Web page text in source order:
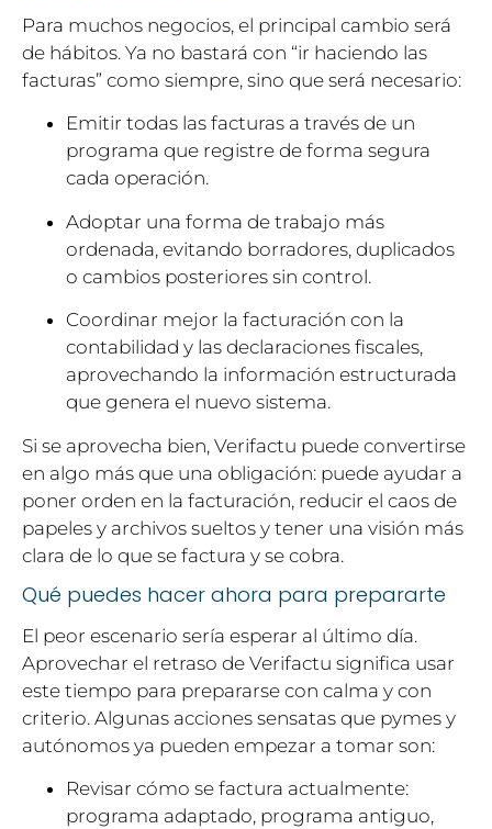
Para muchos negocios, el principal cambio será
de hábitos. Ya no bastará con “ir haciendo las
facturas” como siempre, sino que será necesario:
Emitir todas las facturas a través de un
programa que registre de forma segura
cada operación.
Adoptar una forma de trabajo más
ordenada, evitando borradores, duplicados
o cambios posteriores sin control.
Coordinar mejor la facturación con la
contabilidad y las declaraciones fiscales,
aprovechando la información estructurada
que genera el nuevo sistema.
Si se aprovecha bien, Verifactu puede convertirse
en algo más que una obligación: puede ayudar a
poner orden en la facturación, reducir el caos de
papeles y archivos sueltos y tener una visión más
clara de lo que se factura y se cobra.
Qué puedes hacer ahora para prepararte
El peor escenario sería esperar al último día.
Aprovechar el retraso de Verifactu significa usar
este tiempo para prepararse con calma y con
criterio. Algunas acciones sensatas que pymes y
autónomos ya pueden empezar a tomar son:
Revisar cómo se factura actualmente:
programa adaptado, programa antiguo,